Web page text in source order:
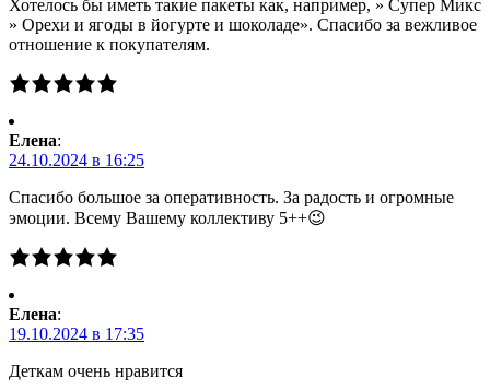
Хотелось бы иметь такие пакеты как, например, » Супер Микс
» Орехи и ягоды в йогурте и шоколаде». Спасибо за вежливое
отношение к покупателям.
Елена:
24.10.2024 в 16:25
Спасибо большое за оперативность. За радость и огромные
эмоции. Всему Вашему коллективу 5++😉
Елена:
19.10.2024 в 17:35
Деткам очень нравится